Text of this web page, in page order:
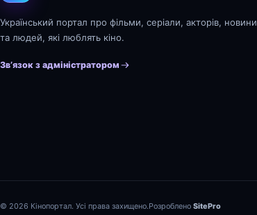
Український портал про фільми, серіали, акторів, новини
та людей, які люблять кіно.
Зв’язок з адміністратором
© 2026 Кінопортал. Усі права захищено.Розроблено SitePro